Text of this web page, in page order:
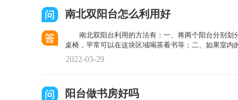
南北双阳台怎么利用好
南北双阳台利用的方法有：一、将两个阳台分别
桌椅，平常可以在这块区域喝茶看书等；二、如果室内
2022-03-29
阳台做书房好吗